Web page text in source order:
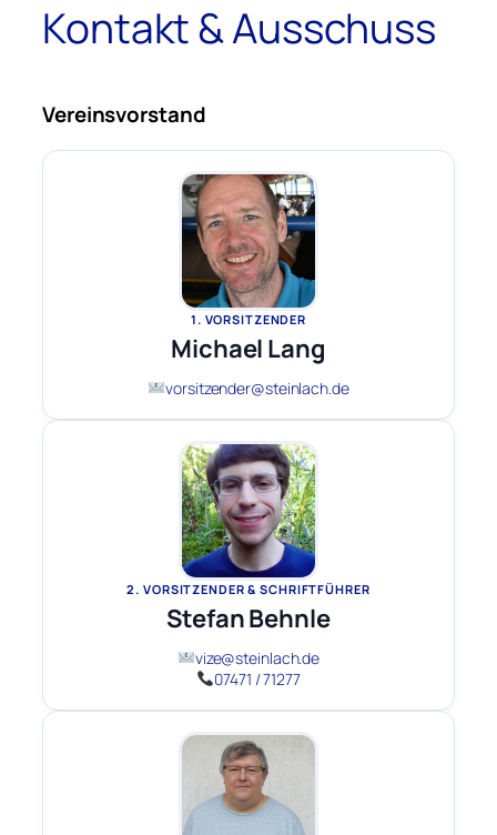
Kontakt & Ausschuss
Vereinsvorstand
1. VORSITZENDER
Michael Lang
vorsitzender@steinlach.de
2. VORSITZENDER & SCHRIFTFÜHRER
Stefan Behnle
vize@steinlach.de
07471 / 71277